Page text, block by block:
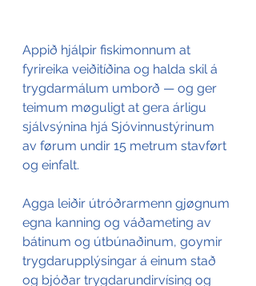
Appið hjálpir fiskimonnum at
fyrireika veiðitíðina og halda skil á
trygdarmálum umborð — og ger
teimum møguligt at gera árligu
sjálvsýnina hjá Sjóvinnustýrinum
av førum undir 15 metrum stavført
og einfalt.
Agga leiðir útróðrarmenn gjøgnum
egna kanning og váðameting av
bátinum og útbúnaðinum, goymir
trygdarupplýsingar á einum stað
og bjóðar trygdarundirvísing og